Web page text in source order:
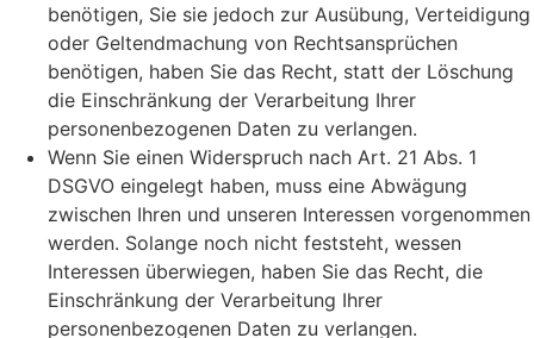
benötigen, Sie sie jedoch zur Ausübung, Verteidigung
oder Geltendmachung von Rechtsansprüchen
benötigen, haben Sie das Recht, statt der Löschung
die Einschränkung der Verarbeitung Ihrer
personenbezogenen Daten zu verlangen.
Wenn Sie einen Widerspruch nach Art. 21 Abs. 1
DSGVO eingelegt haben, muss eine Abwägung
zwischen Ihren und unseren Interessen vorgenommen
werden. Solange noch nicht feststeht, wessen
Interessen überwiegen, haben Sie das Recht, die
Einschränkung der Verarbeitung Ihrer
personenbezogenen Daten zu verlangen.